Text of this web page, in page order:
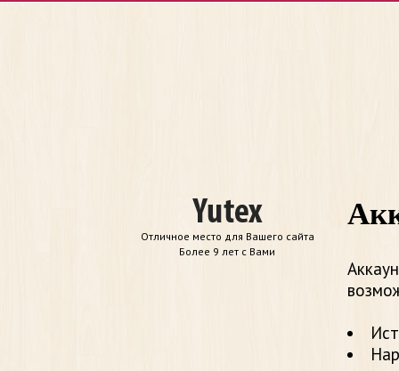
Отличное место для Вашего сайта
Более 9 лет с Вами